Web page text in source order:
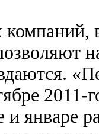
2011-
и январе